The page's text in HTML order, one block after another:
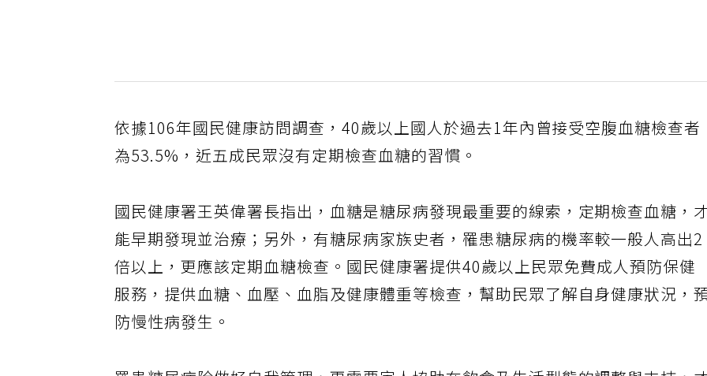
依據106年國民健康訪問調查，40歲以上國人於過去1年內曾接受空腹血糖檢查者
為53.5%，近五成民眾沒有定期檢查血糖的習慣。
國民健康署王英偉署長指出，血糖是糖尿病發現最重要的線索，定期檢查血糖，
能早期發現並治療；另外，有糖尿病家族史者，罹患糖尿病的機率較一般人高出2
倍以上，更應該定期血糖檢查。國民健康署提供40歲以上民眾免費成人預防保健
服務，提供血糖、血壓、血脂及健康體重等檢查，幫助民眾了解自身健康狀況，
防慢性病發生。